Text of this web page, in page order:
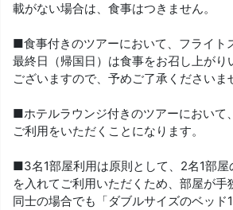
載がない場合は、食事はつきません。
■食事付きのツアーにおいて、フライト
最終日（帰国日）は食事をお召し上がり
ございますので、予めご了承くださいま
■ホテルラウンジ付きのツアーにおいて
ご利用をいただくことになります。
■3名1部屋利用は原則として、2名1部屋
を入れてご利用いただくため、部屋が手
同士の場合でも「ダブルサイズのベッド